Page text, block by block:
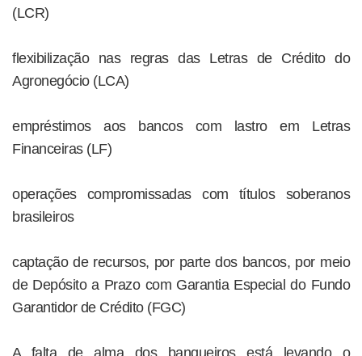
(LCR)
flexibilização nas regras das Letras de Crédito do
Agronegócio (LCA)
empréstimos aos bancos com lastro em Letras
Financeiras (LF)
operações compromissadas com títulos soberanos
brasileiros
captação de recursos, por parte dos bancos, por meio
de Depósito a Prazo com Garantia Especial do Fundo
Garantidor de Crédito (FGC)